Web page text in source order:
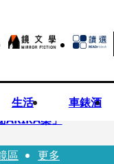
生活 車錶酒
桑」
區 更多